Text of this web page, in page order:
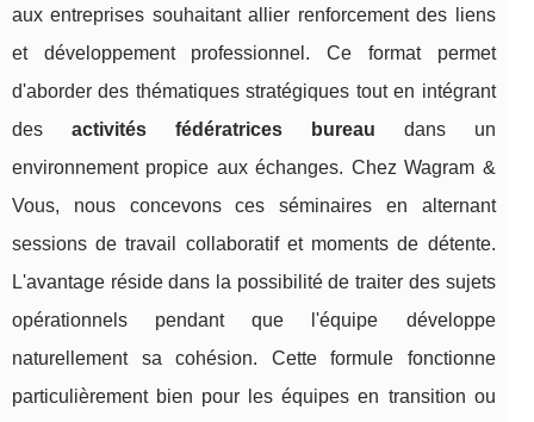
aux entreprises souhaitant allier renforcement des liens
et développement professionnel. Ce format permet
d'aborder des thématiques stratégiques tout en intégrant
des activités fédératrices bureau dans un
environnement propice aux échanges. Chez Wagram &
Vous, nous concevons ces séminaires en alternant
sessions de travail collaboratif et moments de détente.
L'avantage réside dans la possibilité de traiter des sujets
opérationnels pendant que l'équipe développe
naturellement sa cohésion. Cette formule fonctionne
particulièrement bien pour les équipes en transition ou